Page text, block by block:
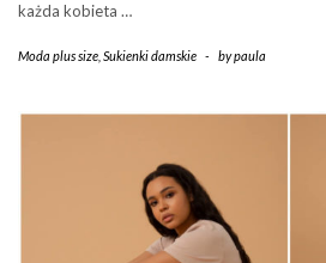
każda kobieta …
Moda plus size Sukienki damskie - bypaula